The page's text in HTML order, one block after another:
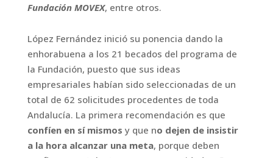
Fundación MOVEX, entre otros.
López Fernández inició su ponencia dando la
enhorabuena a los 21 becados del programa de
la Fundación, puesto que sus ideas
empresariales habían sido seleccionadas de un
total de 62 solicitudes procedentes de toda
Andalucía. La primera recomendación es que
confíen en sí mismos y que no dejen de insistir
a la hora alcanzar una meta, porque deben